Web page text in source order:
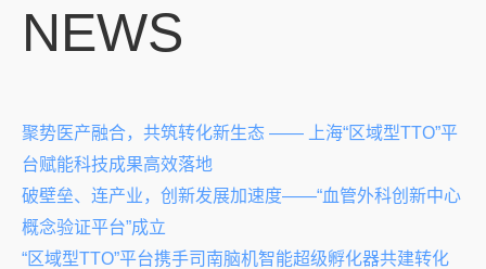
NEWS
聚势医产融合，共筑转化新生态 —— 上海“区域型TTO”平
台赋能科技成果高效落地
破壁垒、连产业，创新发展加速度——“血管外科创新中心
概念验证平台”成立
“区域型TTO”平台携手司南脑机智能超级孵化器共建转化